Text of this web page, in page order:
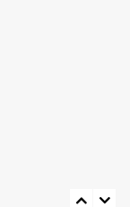
vendrá
gran parte
en la